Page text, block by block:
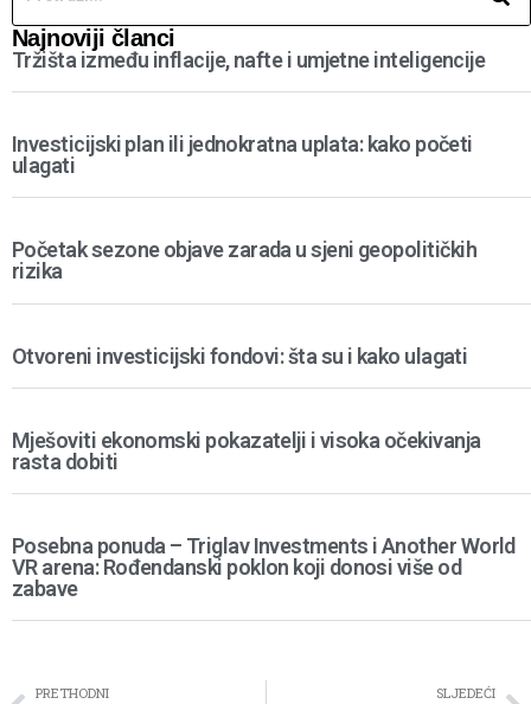
Najnoviji članci
Tržišta između inflacije, nafte i umjetne inteligencije
Investicijski plan ili jednokratna uplata: kako početi
ulagati
Početak sezone objave zarada u sjeni geopolitičkih
rizika
Otvoreni investicijski fondovi: šta su i kako ulagati
Mješoviti ekonomski pokazatelji i visoka očekivanja
rasta dobiti
Posebna ponuda – Triglav Investments i Another World
VR arena: Rođendanski poklon koji donosi više od
zabave
PRETHODNI SLJEDEĆI